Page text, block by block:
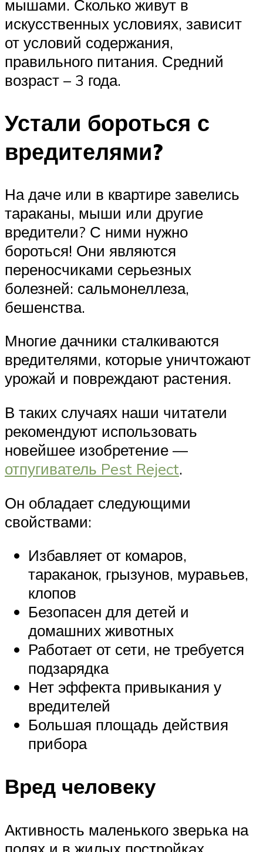
мышами. Сколько живут в
искусственных условиях, зависит
от условий содержания,
правильного питания. Средний
возраст – 3 года.
Устали бороться с
вредителями?
На даче или в квартире завелись
тараканы, мыши или другие
вредители? С ними нужно
бороться! Они являются
переносчиками серьезных
болезней: сальмонеллеза,
бешенства.
Многие дачники сталкиваются
вредителями, которые уничтожают
урожай и повреждают растения.
В таких случаях наши читатели
рекомендуют использовать
новейшее изобретение —
отпугиватель Pest Reject.
Он обладает следующими
свойствами:
Избавляет от комаров,
тараканок, грызунов, муравьев,
клопов
Безопасен для детей и
домашних животных
Работает от сети, не требуется
подзарядка
Нет эффекта привыкания у
вредителей
Большая площадь действия
прибора
Вред человеку
Активность маленького зверька на
полях и в жилых постройках,